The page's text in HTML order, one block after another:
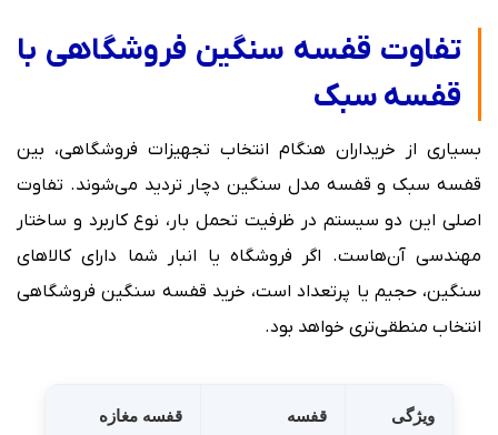
تفاوت قفسه سنگین فروشگاهی با
قفسه سبک
بسیاری از خریداران هنگام انتخاب تجهیزات فروشگاهی، بین
قفسه سبک و قفسه مدل سنگین دچار تردید می‌شوند. تفاوت
اصلی این دو سیستم در ظرفیت تحمل بار، نوع کاربرد و ساختار
مهندسی آن‌هاست. اگر فروشگاه یا انبار شما دارای کالاهای
سنگین، حجیم یا پرتعداد است، خرید قفسه سنگین فروشگاهی
انتخاب منطقی‌تری خواهد بود.
ویژگی
قفسه
قفسه مغازه